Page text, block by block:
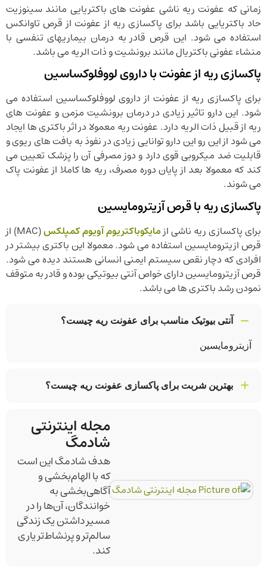
زمانی که عفونت ریه ناشی عفونت های باکتریایی مانند سینوزیت
حاد باکتریایی باشد برای پاکسازی ریه از عفونت از قرص تاوانکس
استفاده می شود. این قرص قادر به درمان بیماریهای تنفسی با
منشاء عفونی باکتریال مانند برونشیت و ذات الریه می باشد.
پاکسازی ریه از عفونت با داروی لووفلوکساسین
برای پاکسازی ریه از عفونت از داروی لووفلوکساسین استفاده می
شود. این دارو تاثیر زیادی در درمان برونشیت مزمن و عفونت های
ریه از قبیل ذات الریه دارد. عفونت ریه معمولا در اثر باکتری ها ایجاد
می شود از این رو این دارو توانایی زیادی در نفوذ به بافت های ریوی و
قابلیت ضد میکروبی قوی دارد و دوز مصرفی آن را پزشک تعیین می
کند که معمولا بعد از پایان دوره مصرف، ریه ها کاملا از عفونت پاک
می شوند.
پاکسازی ریه با قرص آزیترومایسین
برای پاکسازی ریه ناشی ازمایکوباکتریوم آویوم کمپلکس
(MAC) از
قرص ازیترومایسین استفاده می شود. معمولا این باکتری بیشتر در
افرادی که دچار نقص سیستم ایمنی انسانی هستند دیده می شود.
قرص آزیترومایسین دارای خواص آنتی بیوتیکی بوده و قادر به متوقف
نمودن رشد باکتری ها می باشد.
آنتی بیوتیک مناسب برای عفونت ریه چیست؟
آزیترومایسین
بهترین شربت برای پاکسازی عفونت ریه چیست؟
مجله اینترنتی
شادمگ
هدف شادمگ این است
که با الهام‌بخشی و
آگاهی‌بخشی به
خوانندگان، آن‌ها را در
مسیر داشتن یک زندگی
سالم‌تر و پرنشاط‌تر یاری
کند.